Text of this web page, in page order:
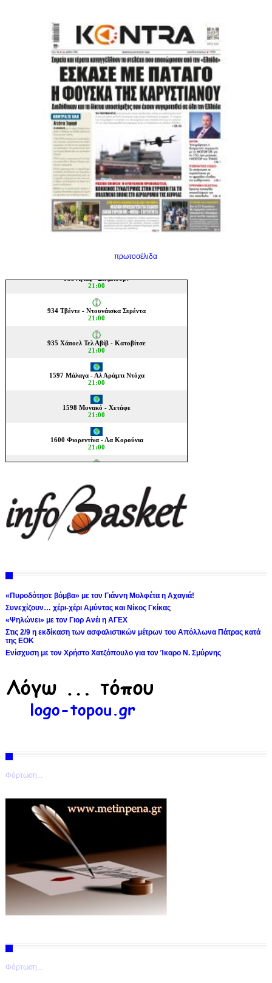
πρωτοσέλιδα
«Πυροδότησε βόμβα» με τον Γιάννη Μολφέτα η Αχαγιά!
Συνεχίζουν… χέρι-χέρι Αμύντας και Νίκος Γκίκας
«Ψηλώνει» με τον Γιορ Ανέι η ΑΓΕΧ
Στις 2/9 η εκδίκαση των ασφαλιστικών μέτρων του Απόλλωνα Πάτρας κατά
της ΕΟΚ
Ενίσχυση με τον Χρήστο Χατζόπουλο για τον Ίκαρο Ν. Σμύρνης
Φόρτωση...
Φόρτωση...